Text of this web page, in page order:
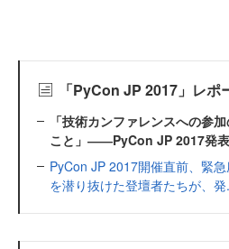
「PyCon JP 2017」レポ
「技術カンファレンスへの参
こと」――PyCon JP 2017発
PyCon JP 2017開催直前、緊
を潜り抜けた登壇者たちが、発